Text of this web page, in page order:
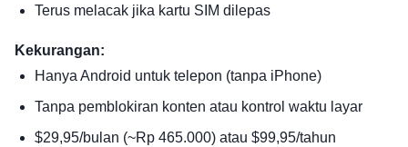
Terus melacak jika kartu SIM dilepas
Kekurangan:
Hanya Android untuk telepon (tanpa iPhone)
Tanpa pemblokiran konten atau kontrol waktu layar
$29,95/bulan (~Rp 465.000) atau $99,95/tahun